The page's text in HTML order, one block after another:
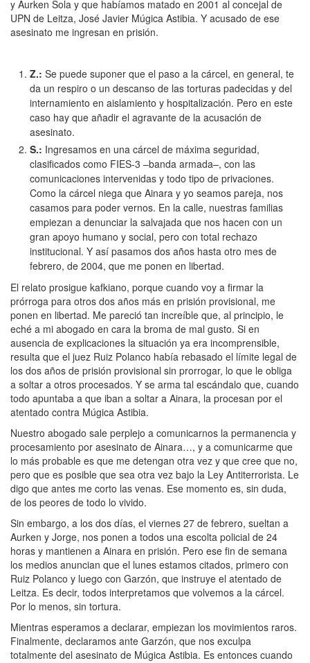
y Aurken Sola y que habíamos matado en 2001 al concejal de
UPN de Leitza, José Javier Múgica Astibia. Y acusado de ese
asesinato me ingresan en prisión.
Z.: Se puede suponer que el paso a la cárcel, en general, te
da un respiro o un descanso de las torturas padecidas y del
internamiento en aislamiento y hospitalización. Pero en este
caso hay que añadir el agravante de la acusación de
asesinato.
S.: Ingresamos en una cárcel de máxima seguridad,
clasificados como FIES-3 –banda armada–, con las
comunicaciones intervenidas y todo tipo de privaciones.
Como la cárcel niega que Ainara y yo seamos pareja, nos
casamos para poder vernos. En la calle, nuestras familias
empiezan a denunciar la salvajada que nos hacen con un
gran apoyo humano y social, pero con total rechazo
institucional. Y así pasamos dos años hasta otro mes de
febrero, de 2004, que me ponen en libertad.
El relato prosigue kafkiano, porque cuando voy a firmar la
prórroga para otros dos años más en prisión provisional, me
ponen en libertad. Me pareció tan increíble que, al principio, le
eché a mi abogado en cara la broma de mal gusto. Si en
ausencia de explicaciones la situación ya era incomprensible,
resulta que el juez Ruiz Polanco había rebasado el límite legal de
los dos años de prisión provisional sin prorrogar, lo que le obliga
a soltar a otros procesados. Y se arma tal escándalo que, cuando
todo apuntaba a que iban a soltar a Ainara, la procesan por el
atentado contra Múgica Astibia.
Nuestro abogado sale perplejo a comunicarnos la permanencia y
procesamiento por asesinato de Ainara…, y a comunicarme que
lo más probable es que me detengan otra vez y que cree que no,
pero que es posible que sea otra vez bajo la Ley Antiterrorista. Le
digo que antes me corto las venas. Ese momento es, sin duda,
de los peores de todo lo vivido.
Sin embargo, a los dos días, el viernes 27 de febrero, sueltan a
Aurken y Jorge, nos ponen a todos una escolta policial de 24
horas y mantienen a Ainara en prisión. Pero ese fin de semana
los medios anuncian que el lunes estamos citados, primero con
Ruiz Polanco y luego con Garzón, que instruye el atentado de
Leitza. Es decir, todos interpretamos que volvemos a la cárcel.
Por lo menos, sin tortura.
Mientras esperamos a declarar, empiezan los movimientos raros.
Finalmente, declaramos ante Garzón, que nos exculpa
totalmente del asesinato de Múgica Astibia. Es entonces cuando